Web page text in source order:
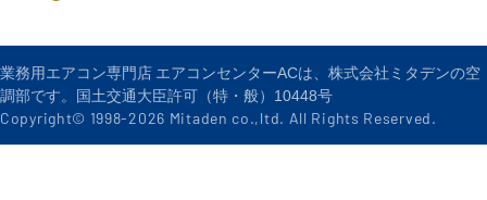
業務用エアコン専門店 エアコンセンターACは、株式会社ミタデンの空
調部です。国土交通大臣許可（特・般）10448号
Copyright© 1998-2026 Mitaden co.,ltd. All Rights Reserved.